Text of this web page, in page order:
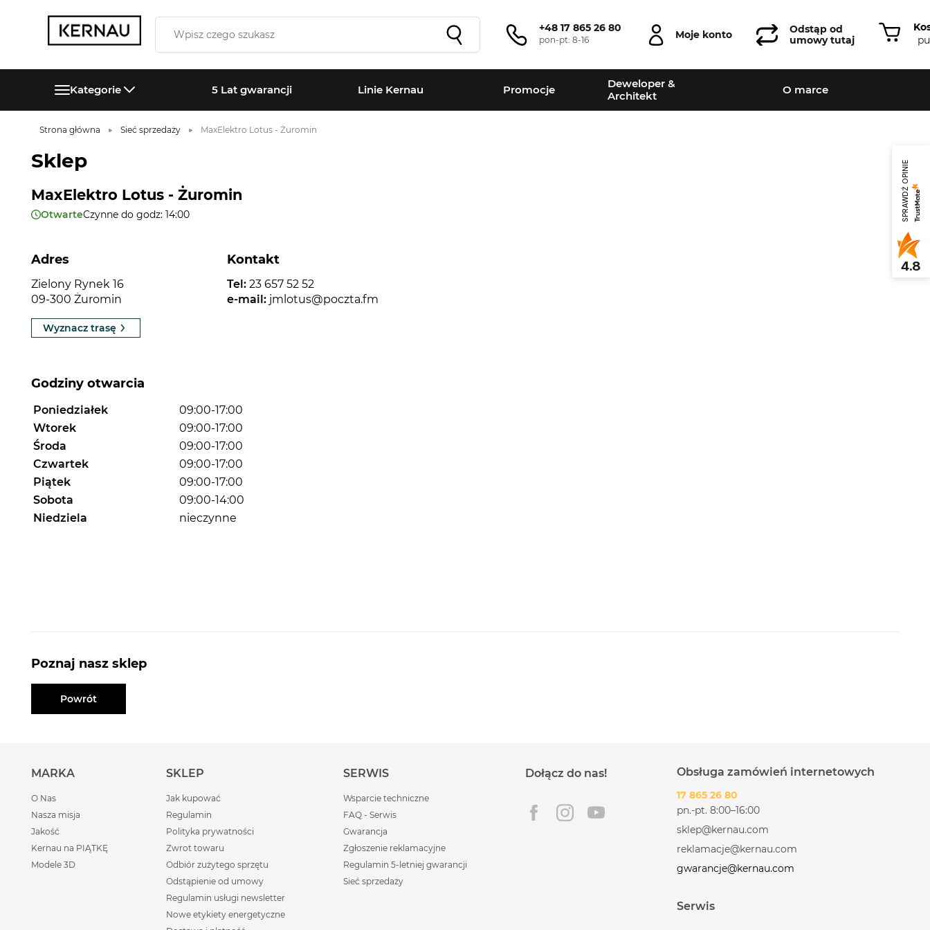
+48 17 865 26 80
pon-pt: 8-16 Moje konto
Odstąp od
umowy tutaj
Kategorie 5 Lat gwarancji Linie Kernau Promocje
Deweloper &
Architekt
O marce
Strona główna Sieć sprzedaży MaxElektro Lotus - Żuromin
Sklep
MaxElektro Lotus - Żuromin
OtwarteCzynne do godz: 14:00
Adres
Zielony Rynek 16
09-300 Żuromin
Wyznacz trasę
Kontakt
Tel: 23 657 52 52
e-mail: jmlotus@poczta.fm
Godziny otwarcia
Poniedziałek
09:00-17:00
Wtorek
09:00-17:00
Środa
09:00-17:00
Czwartek
09:00-17:00
Piątek
09:00-17:00
Sobota
09:00-14:00
Niedziela
nieczynne
Poznaj nasz sklep
Powrót
MARKA
O Nas
Nasza misja
Jakość
Kernau na PIĄTKĘ
Modele 3D
SKLEP
Jak kupować
Regulamin
Polityka prywatności
Zwrot towaru
Odbiór zużytego sprzętu
Odstąpienie od umowy
Regulamin usługi newsletter
Nowe etykiety energetyczne
SERWIS
Wsparcie techniczne
FAQ - Serwis
Gwarancja
Zgłoszenie reklamacyjne
Regulamin 5-letniej gwarancji
Sieć sprzedaży
Dołącz do nas! Obsługa zamówień internetowych
17 865 26 80
pn.-pt. 8:00–16:00
sklep@kernau.com
reklamacje@kernau.com
gwarancje@kernau.com
Serwis
SPRAWDŹ OPINIE
4.8